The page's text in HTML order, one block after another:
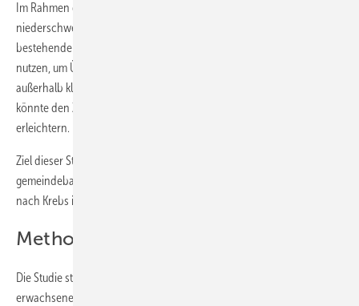
Im Rahmen dieser Doktorarbeit testeten wir daher einen neuen,
niederschwelligen Ansatz für Hörscreenings. Die Idee bestand darin,
bestehende Infrastrukturen – konkret Hörgerätefachgeschäfte – zu
nutzen, um Überlebenden ein niedrigschwelliges Screening-Angebot
außerhalb klinischer Strukturen anzubieten. Ein solches Angebot
könnte den Zugang zu Hörtests im Rahmen der Nachsorge
erleichtern.
Ziel dieser Studie war es, die Durchführbarkeit eines solchen
gemeindebasierten Ansatzes für Hörscreenings bei Überlebenden
nach Krebs im Kindesalter zu untersuchen.
Methoden
Die Studie stützte sich auf eine populationsbasierte Stichprobe
erwachsener Personen, die vor dem 21. Lebensjahr an Krebs erkrankt